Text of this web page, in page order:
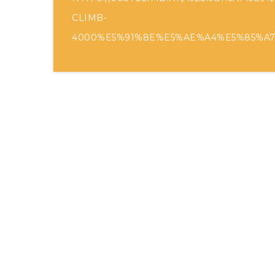
CLIMB-